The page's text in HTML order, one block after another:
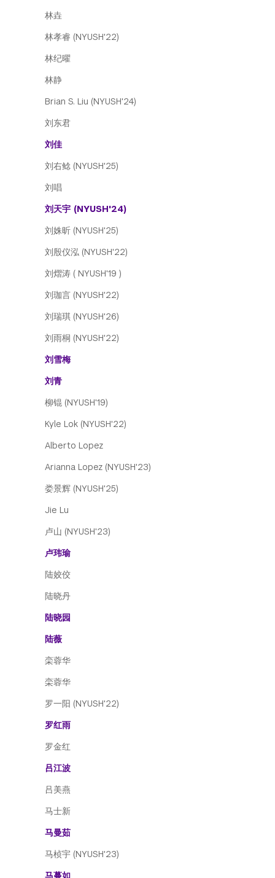
林垚
林孝睿 (NYUSH'22)
林纪曜
林静
Brian S. Liu (NYUSH'24)
刘东君
刘佳
刘右鲶 (NYUSH'25)
刘唱
刘天宇 (NYUSH'24)
刘姝昕 (NYUSH'25)
刘殷仪泓 (NYUSH'22)
刘熠涛 ( NYUSH'19 )
刘珈言 (NYUSH'22)
刘瑞琪 (NYUSH'26)
刘雨桐 (NYUSH'22)
刘雪梅
刘青
柳锟 (NYUSH'19)
Kyle Lok (NYUSH'22)
Alberto Lopez
Arianna Lopez (NYUSH'23)
娄景辉 (NYUSH'25)
Jie Lu
卢山 (NYUSH'23)
卢玮瑜
陆姣佼
陆晓丹
陆晓园
陆薇
栾蓉华
栾蓉华
罗一阳 (NYUSH'22)
罗红雨
罗金红
吕江波
吕美燕
马士新
马曼茹
马桢宇 (NYUSH'23)
马蔓如